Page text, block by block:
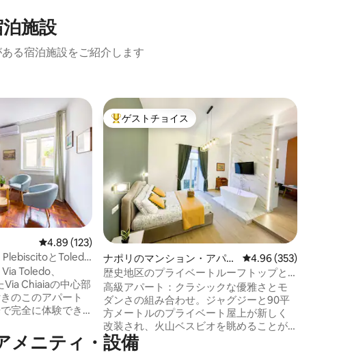
施設
る宿泊施設をご紹介します
均評価レビュー123件、5つ星中4.89つ星の平均評価
4.89 (123)
PlebiscitoとToledo
Toledo、
Chiaiaの中心部
のこのアパート
完全に体験でき
と珍しい静けさ
鉄のChiaia駅まで
大好評のゲストチョイスです。
ゲストチョイス
ナポリのマンション・アパー
ト
レビュー353件、5つ
4.96 (353)
歴史地区のプライベートルーフトップと
ジャグジー
高級アパート：クラシックな優雅さとモ
ダンさの組み合わせ。ジャグジーと90平
方メートルのプライベート屋上が新しく
改装され、火山ベスビオを眺めることが
できます。 旧市街の中心部にある歴史的
な建物の3階にあり、エレベーターはあり
メニティ・設備